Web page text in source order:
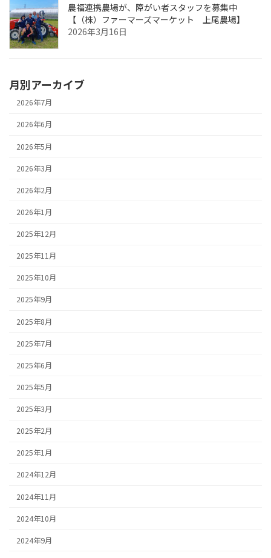
農福連携農場が、障がい者スタッフを募集中
【（株）ファーマーズマーケット 上尾農場】
2026年3月16日
月別アーカイブ
2026年7月
2026年6月
2026年5月
2026年3月
2026年2月
2026年1月
2025年12月
2025年11月
2025年10月
2025年9月
2025年8月
2025年7月
2025年6月
2025年5月
2025年3月
2025年2月
2025年1月
2024年12月
2024年11月
2024年10月
2024年9月